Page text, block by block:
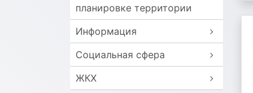
планировке территории
Информация
Социальная сфера
ЖКХ